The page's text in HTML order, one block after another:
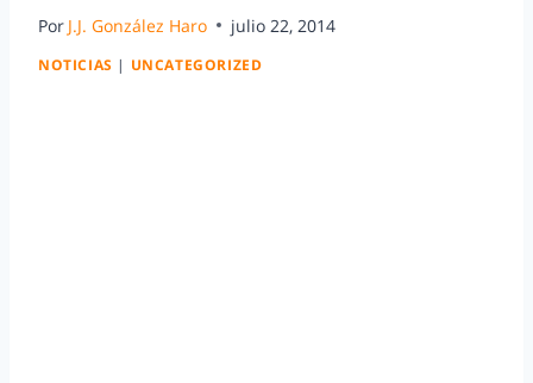
Por J.J. González Haro julio 22, 2014
NOTICIAS | UNCATEGORIZED